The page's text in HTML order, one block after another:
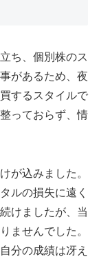
ち、個別株のス
があるため、夜
するスタイルで
っておらず、情
が込みました。
ルの損失に遠く
けましたが、当
ませんでした。
分の成績は冴え